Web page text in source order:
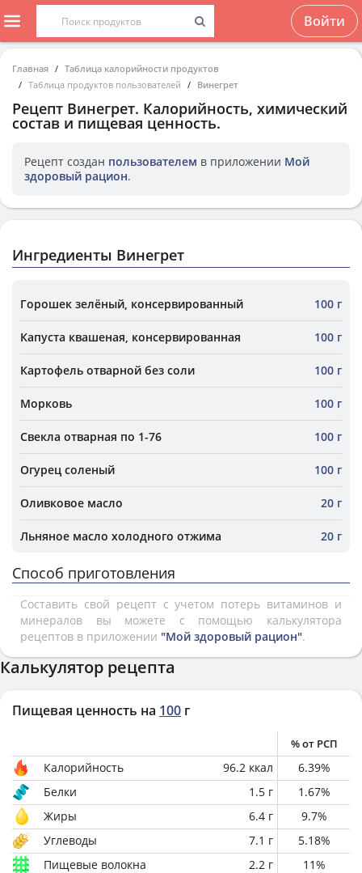
Войти
Главная
Таблица калорийности продуктов
Таблица продуктов пользователей
Винегрет
Рецепт Винегрет. Калорийность, химический
состав и пищевая ценность.
Рецепт создан пользователем в приложении Мой
здоровый рацион.
Ингредиенты Винегрет
Горошек зелёный, консервированный 100 г
Капуста квашеная, консервированная 100 г
Картофель отварной без соли 100 г
Морковь 100 г
Свекла отварная по 1-76 100 г
Огурец соленый 100 г
Оливковое масло 20 г
Льняное масло холодного отжима 20 г
Способ приготовления
Составить свой рецепт с учетом потерь витаминов и
минералов вы можете с помощью калькулятора
рецептов в приложении "Мой здоровый рацион".
Калькулятор рецепта
Пищевая ценность на 100 г
% от РСП
Калорийность 96.2 ккал 6.39%
Белки
1.5 г 1.67%
Жиры
6.4 г 9.7%
Углеводы
7.1 г 5.18%
Пищевые волокна
2.2 г 11%